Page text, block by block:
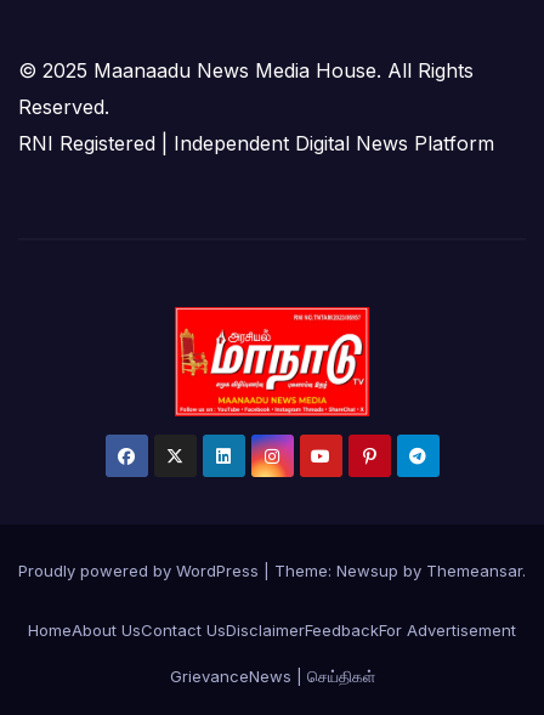
© 2025 Maanaadu News Media House. All Rights
Reserved.
RNI Registered | Independent Digital News Platform
Proudly powered by WordPress Theme: Newsup by Themeansar.
HomeAbout UsContact UsDisclaimerFeedbackFor Advertisement
GrievanceNews | செய்திகள்